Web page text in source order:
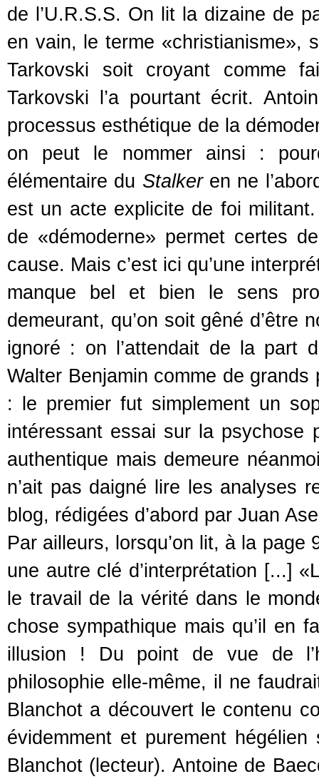
de l’U.R.S.S. On lit la dizaine de
en vain, le terme «christianisme»,
Tarkovski soit croyant comme
Tarkovski l’a pourtant écrit.
processus esthétique de la
on peut le nommer ainsi :
élémentaire du Stalkeren ne
est un acte explicite de foi
de «démoderne» permet certes
cause. Mais c’est ici qu’une
manque bel et bien le sens
demeurant, qu’on soit gêné d’être
ignoré : on l’attendait de la part
Walter Benjamin comme de
: le premier fut simplement un
intéressant essai sur la psychose
authentique mais demeure
n’ait pas daigné lire les analyses
blog, rédigées d’abord par Juan
Par ailleurs, lorsqu’on lit, à la
une autre clé d’interprétation [...]
le travail de la vérité dans le
chose sympathique mais qu’il en
illusion ! Du point de vue de
philosophie elle-même, il ne
Blanchot a découvert le contenu
évidemment et purement
Blanchot (lecteur). Antoine de